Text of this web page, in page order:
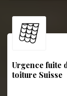
Urgence fuite
toiture Suisse